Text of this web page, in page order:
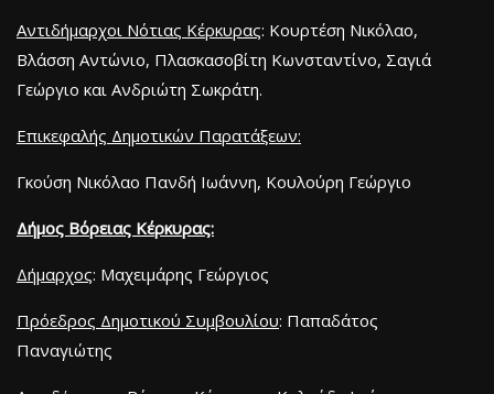
Αντιδήμαρχοι Νότιας Κέρκυρας: Κουρτέση Νικόλαο,
Βλάσση Αντώνιο, Πλασκασοβίτη Κωνσταντίνο, Σαγιά
Γεώργιο και Ανδριώτη Σωκράτη.
Επικεφαλής Δημοτικών Παρατάξεων:
Γκούση Νικόλαο Πανδή Ιωάννη, Κουλούρη Γεώργιο
Δήμος Βόρειας Κέρκυρας:
Δήμαρχος: Μαχειμάρης Γεώργιος
Πρόεδρος Δημοτικού Συμβουλίου: Παπαδάτος
Παναγιώτης